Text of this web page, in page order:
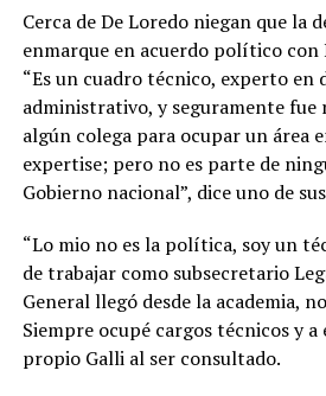
Cerca de De Loredo niegan que la
enmarque en acuerdo político con
“Es un cuadro técnico, experto en
administrativo, y seguramente fue
algún colega para ocupar un área
expertise; pero no es parte de
Gobierno nacional”, dice uno de
“Lo mio no es la política, soy un
de trabajar como subsecretario
General llegó desde la academia,
Siempre ocupé cargos técnicos y a
propio Galli al ser consultado.